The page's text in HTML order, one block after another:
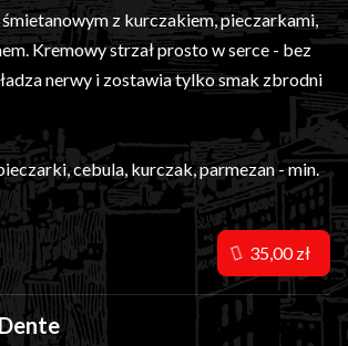
z kurczakiem, pieczarkami,
Kremowy strzał prosto w serce - bez
nerwy i zostawia tylko smak zbrodni
cebula, kurczak, parmezan - min.